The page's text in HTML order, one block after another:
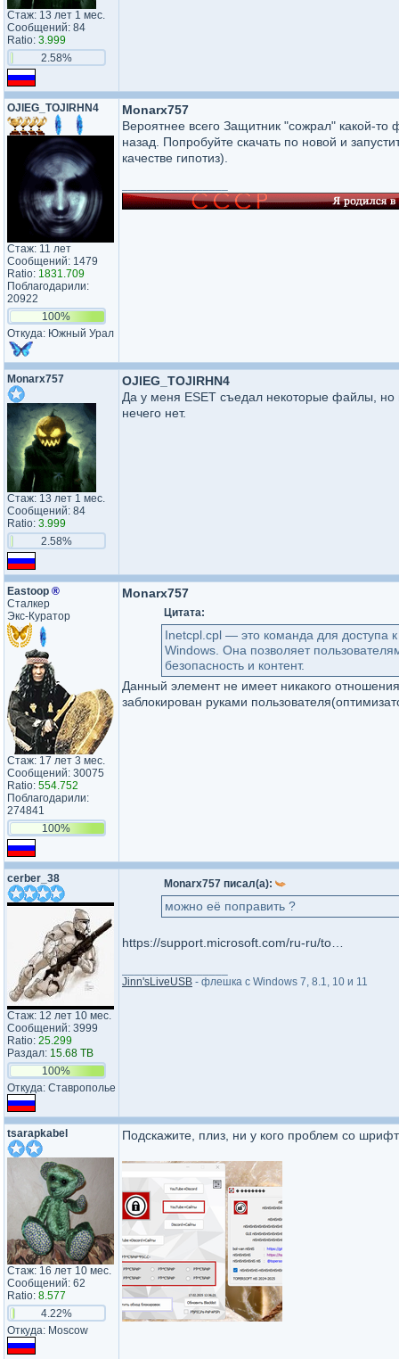
Стаж: 13 лет 1 мес.
Сообщений: 84
Ratio: 3.999
2.58%
OJlEG_TOJlRHN4
Стаж: 11 лет
Сообщений: 1479
Ratio: 1831.709
Поблагодарили:
20922
100%
Откуда: Южный Урал
Monarx757
Вероятнее всего Защитник "сожрал" какой-то
назад. Попробуйте скачать по новой и
качестве гипотиз).
Monarx757
Стаж: 13 лет 1 мес.
Сообщений: 84
Ratio: 3.999
2.58%
OJlEG_TOJlRHN4
Да у меня ESET съедал некоторые файлы, но
нечего нет.
Eastoop ®
Сталкер
Экс-Куратор
Стаж: 17 лет 3 мес.
Сообщений: 30075
Ratio: 554.752
Поблагодарили:
274841
100%
Monarx757
Цитата:
Inetcpl.cpl — это команда для доступа
Windows. Она позволяет
безопасность и контент.
Данный элемент не имеет никакого
заблокирован руками
cerber_38
Стаж: 12 лет 10 мес.
Сообщений: 3999
Ratio: 25.299
Раздал: 15.68 TB
100%
Откуда: Ставрополье
Monarx757 писал(а):
можно её поправить ?
Jinn'sLiveUSB - флешка с Windows 7, 8.1, 10 и 11
tsarapkabel
Стаж: 16 лет 10 мес.
Сообщений: 62
Ratio: 8.577
4.22%
Откуда: Moscow
Подскажите, плиз, ни у кого проблем со